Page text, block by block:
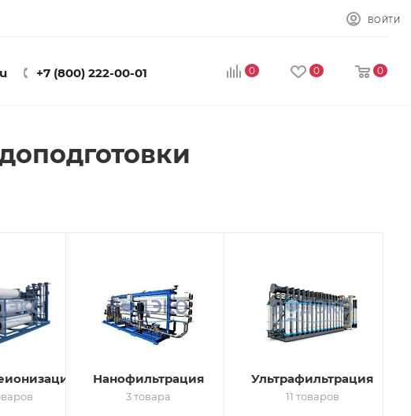
ВОЙТИ
+7 (800) 222-00-01 0 0 0
Нанофильтрация
3 товара
Ультрафильтрация
11 товаров